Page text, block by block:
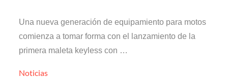
Una nueva generación de equipamiento para motos
comienza a tomar forma con el lanzamiento de la
primera maleta keyless con …
Noticias